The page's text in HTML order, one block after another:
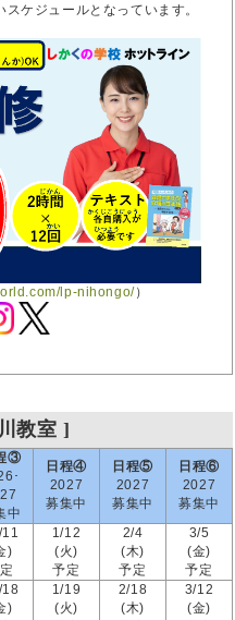
ケジュールとなっています。
lp-nihongo/）
教室 ]
③
･
中
日程④
2027
募集中
日程⑤
2027
募集中
日程⑥
2027
募集中
11
)
1/12
(火)
予定
2/4
(木)
予定
3/5
(金)
予定
18
)
1/19
(火)
2/18
(木)
3/12
(金)